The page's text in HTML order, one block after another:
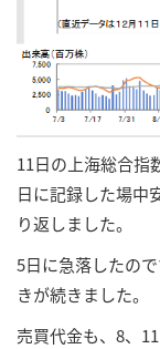
11日の上海総合指
日に記録した場中
り返しました。
5日に急落したの
きが続きました。
売買代金も、8、